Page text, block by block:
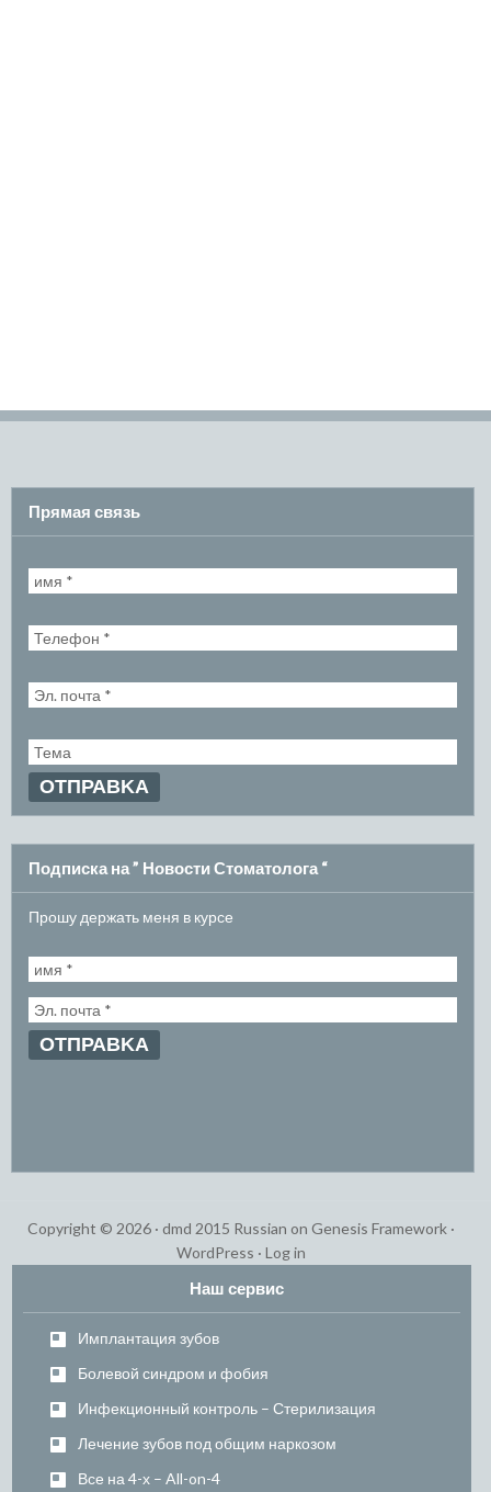
Прямая связь
Подписка на ” Новости Стоматолога “
Прошу держать меня в курсе
Copyright © 2026 · dmd 2015 Russian on Genesis Framework ·
WordPress · Log in
Наш сервис
Имплантация зубов
Болевой синдром и фобия
Инфекционный контроль – Стерилизация
Лечение зубов под общим наркозом
Все на 4-х – All-on-4